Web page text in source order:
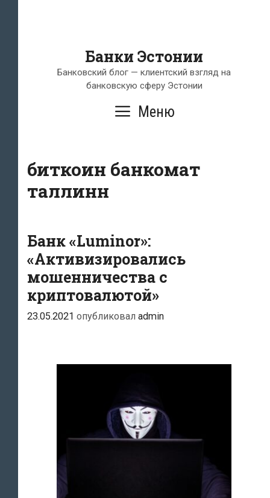
Банки Эстонии
Банковский блог — клиентский взгляд на
банковскую сферу Эстонии
Меню
биткоин банкомат
таллинн
Банк «Luminor»:
«Активизировались
мошенничества с
криптовалютой»
23.05.2021 опубликовал admin